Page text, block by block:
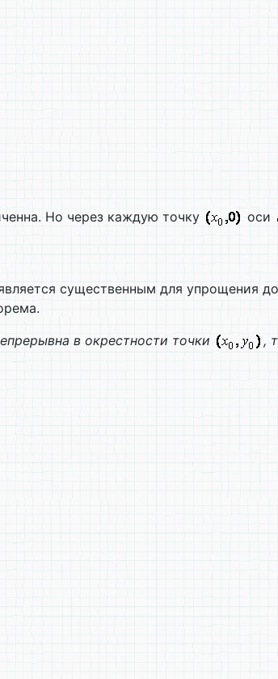
Но через каждую точку оси
существенным для упрощения
в окрестности точки ,